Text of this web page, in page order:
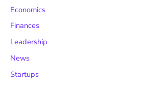
Economics
Finances
Leadership
News
Startups